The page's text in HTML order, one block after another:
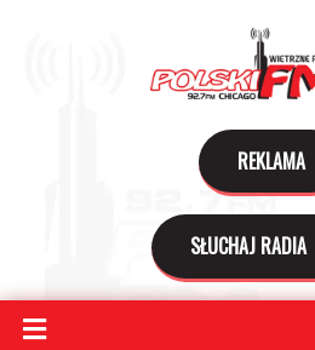
REKLAMA
SŁUCHAJ RADIA